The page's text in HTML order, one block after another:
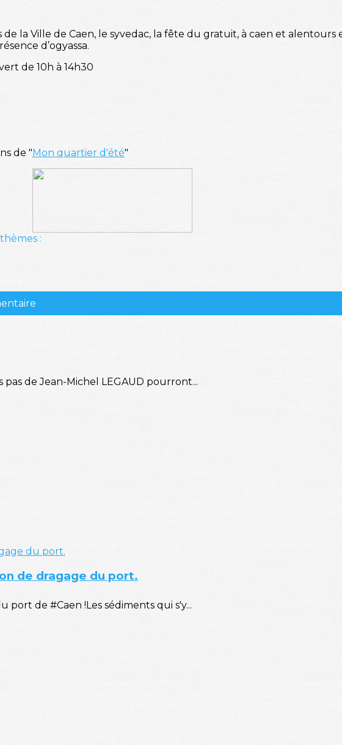
la Ville de Caen, le syvedac, la fête du gratuit, à caen et alentours
d’ogyassa.
de 10h à 14h30
de " Mon quartier d'été"
:
de Jean-Michel LEGAUD pourront...
de dragage du port.
de #Caen !Les sédiments qui s'y...